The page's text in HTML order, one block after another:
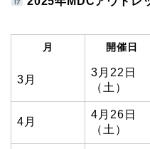
月 開催日
3月
3月22日
（土）
4月
4月26日
（土）